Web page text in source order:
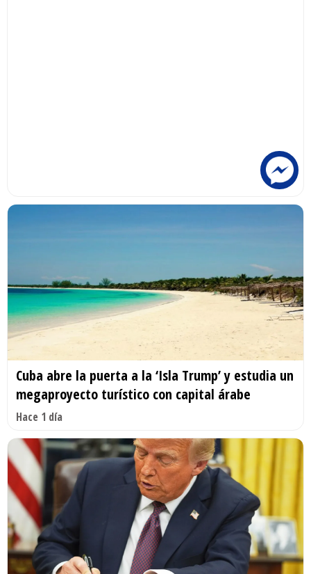
Cuba abre la puerta a la ‘Isla Trump’ y estudia un
megaproyecto turístico con capital árabe
Hace 1 día